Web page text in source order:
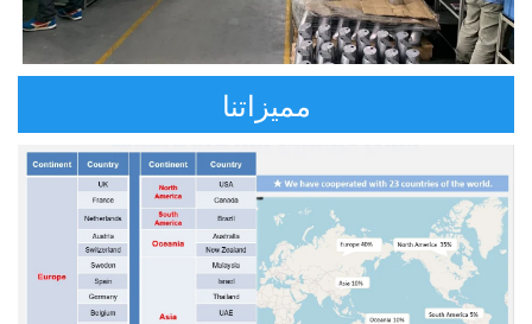
مميزاتنا